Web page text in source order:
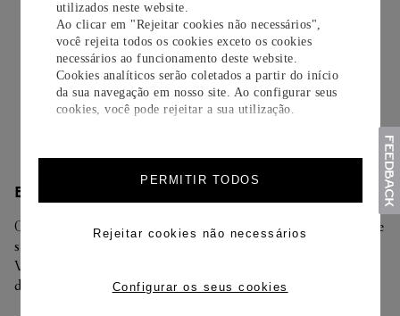
utilizados neste website.
Ao clicar em "Rejeitar cookies não necessários",
você rejeita todos os cookies exceto os cookies
necessários ao funcionamento deste website.
Cookies analíticos serão coletados a partir do início
da sua navegação em nosso site. Ao configurar seus
cookies, você pode rejeitar a sua utilização.
PERMITIR TODOS
Rejeitar cookies não necessários
Configurar os seus cookies
Todos os pedidos de nossa e-Boutique Cartier são
cuidadosamente embrulhados para presente e oferecem a
opção de adicionar um cartão personalizado.
Saiba mais
ENTREGA/DEVOLUÇÃO
Oferecemos diferentes opções de entrega. Selecione o envio de
sua preferência na finalização de seu pedido.
Você pode trocar ou devolver sua criação Cartier em até 30
dias.